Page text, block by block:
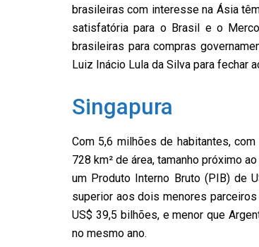
brasileiras com interesse na Ásia
satisfatória para o Brasil e o
brasileiras para compras
Luiz Inácio Lula da Silva para fechar
Singapura
Com 5,6 milhões de habitantes,
728 km² de área, tamanho próximo
um Produto Interno Bruto (PIB) de
superior aos dois menores
US$ 39,5 bilhões, e menor que
no mesmo ano.